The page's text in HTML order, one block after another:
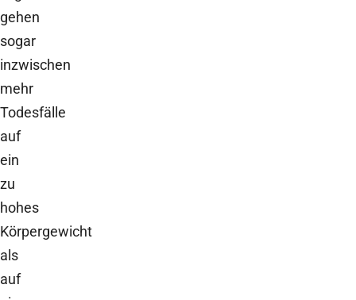
gehen
sogar
inzwischen
mehr
Todesfälle
auf
ein
zu
hohes
Körpergewicht
als
auf